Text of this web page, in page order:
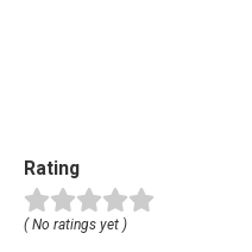
Rating
( No ratings yet )